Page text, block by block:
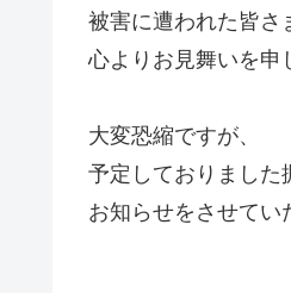
被害に遭われた皆さ
心よりお見舞いを申
大変恐縮ですが、
予定しておりました
お知らせをさせてい